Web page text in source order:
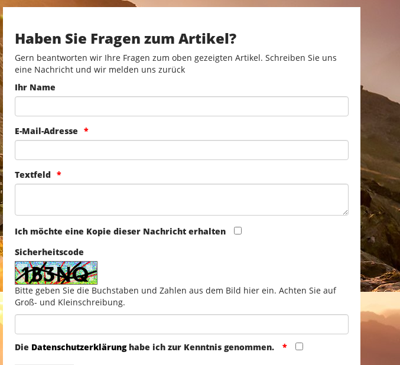
Haben Sie Fragen zum Artikel?
Gern beantworten wir Ihre Fragen zum oben gezeigten Artikel. Schreiben Sie uns
eine Nachricht und wir melden uns zurück
Ihr Name
E-Mail-Adresse
Textfeld
Ich möchte eine Kopie dieser Nachricht erhalten
Sicherheitscode
Bitte geben Sie die Buchstaben und Zahlen aus dem Bild hier ein. Achten Sie auf
Groß- und Kleinschreibung.
Die Datenschutzerklärunghabe ich zur Kenntnis genommen.